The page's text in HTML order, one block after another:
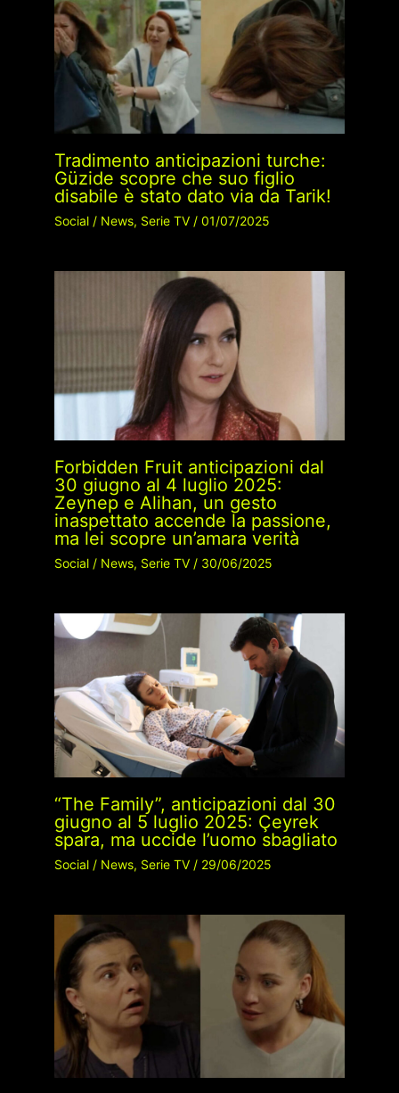
Tradimento anticipazioni turche:
Güzide scopre che suo figlio
disabile è stato dato via da Tarik!
Social/ News, Serie TV/ 01/07/2025
Forbidden Fruit anticipazioni dal
30 giugno al 4 luglio 2025:
Zeynep e Alihan, un gesto
inaspettato accende la passione,
ma lei scopre un’amara verità
Social/ News, Serie TV/ 30/06/2025
“The Family”, anticipazioni dal 30
giugno al 5 luglio 2025: Çeyrek
spara, ma uccide l’uomo sbagliato
Social/ News, Serie TV/ 29/06/2025